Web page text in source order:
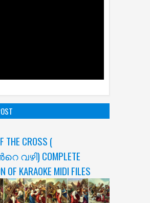
THE CROSS (
വഴി) COMPLETE
OF KARAOKE MIDI FILES